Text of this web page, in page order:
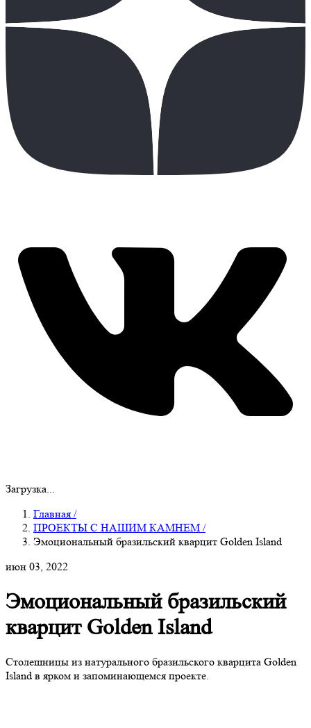
Загрузка...
Главная /
ПРОЕКТЫ С НАШИМ КАМНЕМ /
Эмоциональный бразильский кварцит Golden Island
июн 03, 2022
Эмоциональный бразильский
кварцит Golden Island
Столешницы из натурального бразильского кварцита Golden
Island в ярком и запоминающемся проекте.